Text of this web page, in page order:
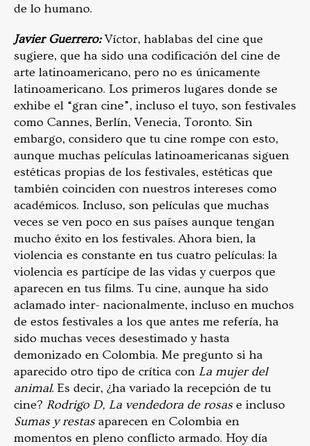
de lo humano.
Javier Guerrero:Víctor, hablabas del cine que
sugiere, que ha sido una codificación del cine de
arte latinoamericano, pero no es únicamente
latinoamericano. Los primeros lugares donde se
exhibe el “gran cine”, incluso el tuyo, son festivales
como Cannes, Berlín, Venecia, Toronto. Sin
embargo, considero que tu cine rompe con esto,
aunque muchas películas latinoamericanas siguen
estéticas propias de los festivales, estéticas que
también coinciden con nuestros intereses como
académicos. Incluso, son películas que muchas
veces se ven poco en sus países aunque tengan
mucho éxito en los festivales. Ahora bien, la
violencia es constante en tus cuatro películas: la
violencia es partícipe de las vidas y cuerpos que
aparecen en tus films. Tu cine, aunque ha sido
aclamado inter- nacionalmente, incluso en muchos
de estos festivales a los que antes me refería, ha
sido muchas veces desestimado y hasta
demonizado en Colombia. Me pregunto si ha
aparecido otro tipo de crítica con La mujer del
animal. Es decir, ¿ha variado la recepción de tu
cine? Rodrigo D, La vendedora de rosas e incluso
Sumas y restas aparecen en Colombia en
momentos en pleno conflicto armado. Hoy día